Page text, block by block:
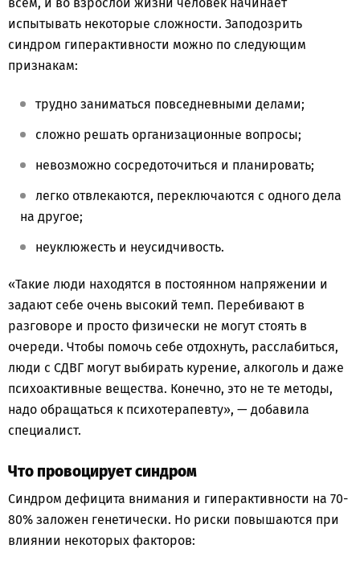
испытывать некоторые сложности. Заподозрить
синдром гиперактивности можно по следующим
признакам:
трудно заниматься повседневными делами;
сложно решать организационные вопросы;
невозможно сосредоточиться и планировать;
легко отвлекаются, переключаются с одного дела
на другое;
неуклюжесть и неусидчивость.
«Такие люди находятся в постоянном напряжении и
задают себе очень высокий темп. Перебивают в
разговоре и просто физически не могут стоять в
очереди. Чтобы помочь себе отдохнуть, расслабиться,
люди с СДВГ могут выбирать курение, алкоголь и даже
психоактивные вещества. Конечно, это не те методы,
надо обращаться к психотерапевту», — добавила
специалист.
Что провоцирует синдром
Синдром дефицита внимания и гиперактивности на 70-
80% заложен генетически. Но риски повышаются при
влиянии некоторых факторов: